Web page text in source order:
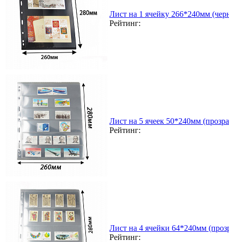
Лист на 1 ячейку 266*240мм
Рейтинг:
Лист на 5 ячеек 50*240мм
Рейтинг:
Лист на 4 ячейки 64*240мм
Рейтинг: